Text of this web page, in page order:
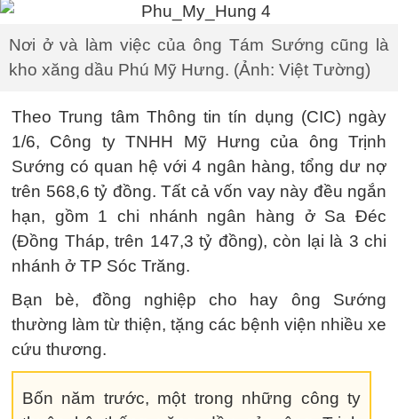
Nơi ở và làm việc của ông Tám Sướng cũng là
kho xăng dầu Phú Mỹ Hưng. (Ảnh: Việt Tường)
Theo Trung tâm Thông tin tín dụng (CIC) ngày
1/6, Công ty TNHH Mỹ Hưng của ông Trịnh
Sướng có quan hệ với 4 ngân hàng, tổng dư nợ
trên 568,6 tỷ đồng. Tất cả vốn vay này đều ngắn
hạn, gồm 1 chi nhánh ngân hàng ở Sa Đéc
(Đồng Tháp, trên 147,3 tỷ đồng), còn lại là 3 chi
nhánh ở TP Sóc Trăng.
Bạn bè, đồng nghiệp cho hay ông Sướng
thường làm từ thiện, tặng các bệnh viện nhiều xe
cứu thương.
Bốn năm trước, một trong những công ty